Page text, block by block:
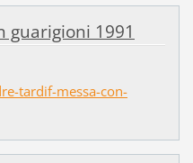
guarigioni 1991
tardif-messa-con-